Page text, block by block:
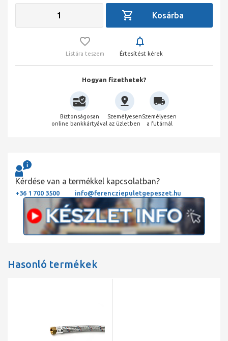
Listára teszem Értesítést kérek
Hogyan fizethetek?
Biztonságosan
online bankkártyával
Személyesen
az üzletben
Személyesen
a futárnál
Kérdése van a termékkel kapcsolatban?
+36 1 700 3500 info@ferencziepuletgepeszet.hu
Hasonló termékek